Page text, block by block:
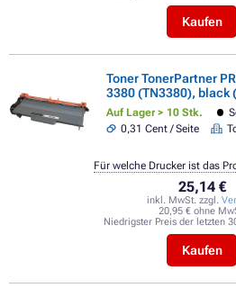
Kaufen
Toner TonerPartner
3380 (TN3380), black
Auf Lager > 10 Stk.
0,31 Cent / Seite
25,14 €
inkl. MwSt. zzgl.
20,95 € ohne
Niedrigster Preis der letzten
Kaufen
Für welche Drucker ist das